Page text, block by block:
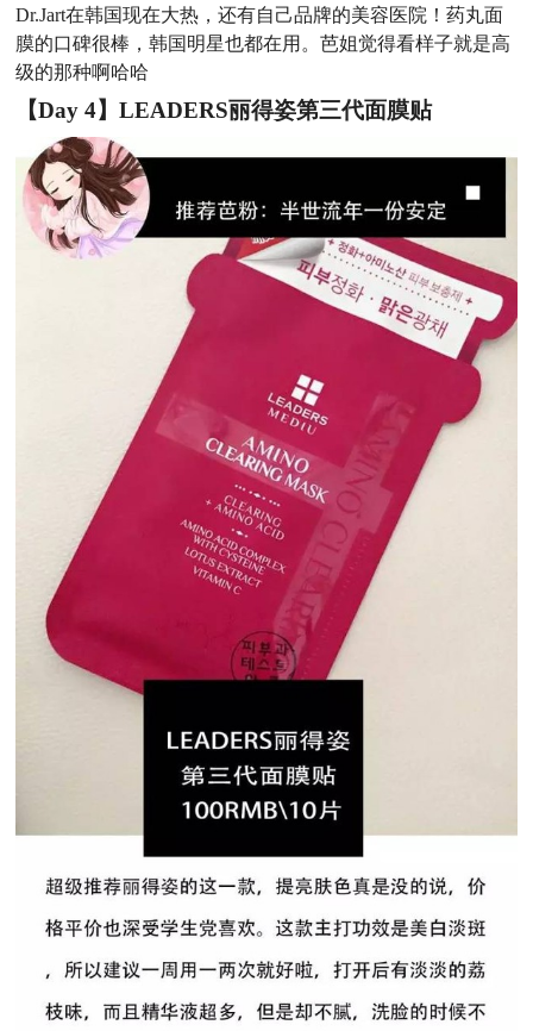
Dr.Jart在韩国现在大热，还有自己品牌的美容医院！药丸面
膜的口碑很棒，韩国明星也都在用。芭姐觉得看样子就是高
级的那种啊哈哈
【Day4】LEADERS丽得姿第三代面膜贴